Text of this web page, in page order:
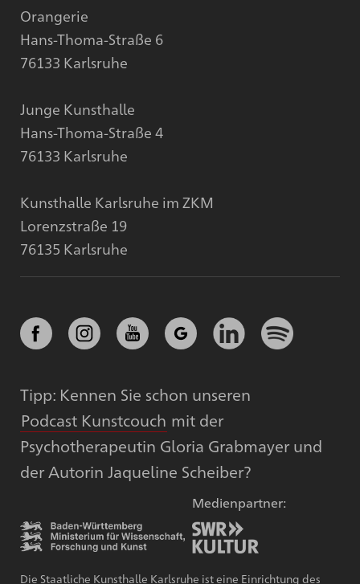
Orangerie
Hans-Thoma-Straße 6
76133 Karlsruhe
Junge Kunsthalle
Hans-Thoma-Straße 4
76133 Karlsruhe
Kunsthalle Karlsruhe im ZKM
Lorenzstraße 19
76135 Karlsruhe
Tipp: Kennen Sie schon unseren
Podcast Kunstcouch mit der
Psychotherapeutin Gloria Grabmayer und
der Autorin Jaqueline Scheiber?
Medienpartner:
Die Staatliche Kunsthalle Karlsruhe ist eine Einrichtung des